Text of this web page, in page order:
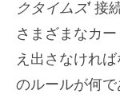
クタイムズ‘ 接
さまざまなカ
え出さなけれ
のルールが何